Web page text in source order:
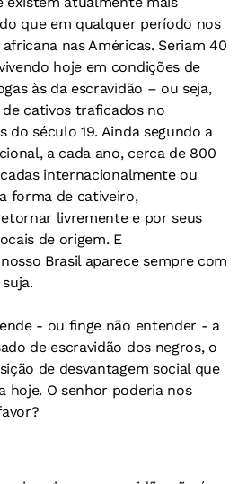
que em qualquer período nos
nas Américas. Seriam 40
hoje em condições de
às da escravidão – ou seja,
cativos traficados no
do século 19. Ainda segundo a
a cada ano, cerca de 800
internacionalmente ou
forma de cativeiro,
livremente e por seus
de origem. E
Brasil aparece sempre com
- ou finge não entender - a
de escravidão dos negros, o
de desvantagem social que
hoje. O senhor poderia nos